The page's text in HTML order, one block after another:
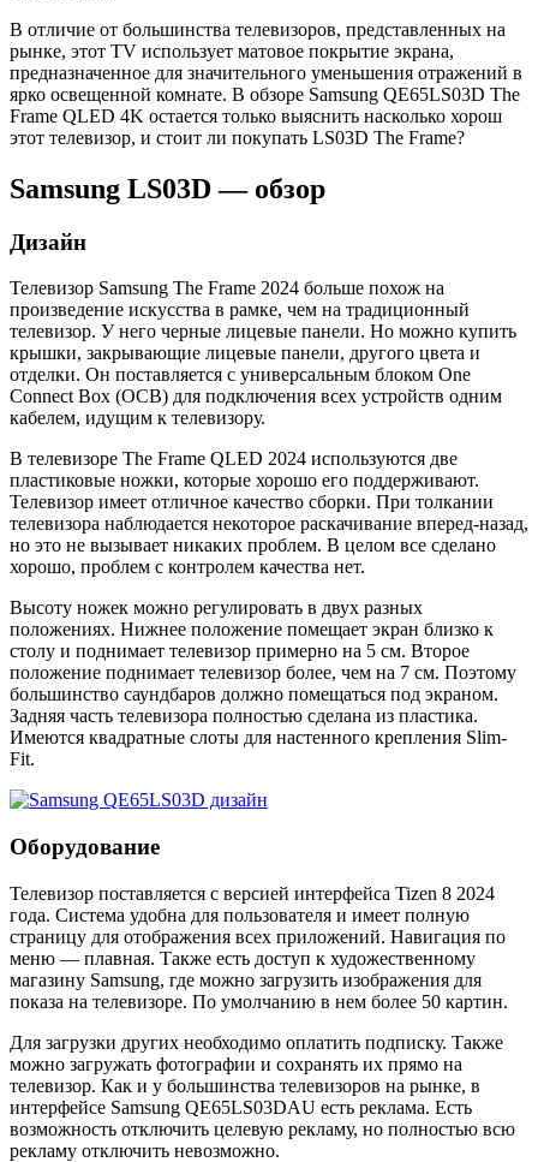
В отличие от большинства телевизоров, представленных на
рынке, этот TV использует матовое покрытие экрана,
предназначенное для значительного уменьшения отражений в
ярко освещенной комнате. В обзоре Samsung QE65LS03D The
Frame QLED 4K остается только выяснить насколько хорош
этот телевизор, и стоит ли покупать LS03D The Frame?
Samsung LS03D — обзор
Дизайн
Телевизор Samsung The Frame 2024 больше похож на
произведение искусства в рамке, чем на традиционный
телевизор. У него черные лицевые панели. Но можно купить
крышки, закрывающие лицевые панели, другого цвета и
отделки. Он поставляется с универсальным блоком One
Connect Box (OCB) для подключения всех устройств одним
кабелем, идущим к телевизору.
В телевизоре The Frame QLED 2024 используются две
пластиковые ножки, которые хорошо его поддерживают.
Телевизор имеет отличное качество сборки. При толкании
телевизора наблюдается некоторое раскачивание вперед-назад,
но это не вызывает никаких проблем. В целом все сделано
хорошо, проблем с контролем качества нет.
Высоту ножек можно регулировать в двух разных
положениях. Нижнее положение помещает экран близко к
столу и поднимает телевизор примерно на 5 см. Второе
положение поднимает телевизор более, чем на 7 см. Поэтому
большинство саундбаров должно помещаться под экраном.
Задняя часть телевизора полностью сделана из пластика.
Имеются квадратные слоты для настенного крепления Slim-
Fit.
Оборудование
Телевизор поставляется с версией интерфейса Tizen 8 2024
года. Система удобна для пользователя и имеет полную
страницу для отображения всех приложений. Навигация по
меню — плавная. Также есть доступ к художественному
магазину Samsung, где можно загрузить изображения для
показа на телевизоре. По умолчанию в нем более 50 картин.
Для загрузки других необходимо оплатить подписку. Также
можно загружать фотографии и сохранять их прямо на
телевизор. Как и у большинства телевизоров на рынке, в
интерфейсе Samsung QE65LS03DAU есть реклама. Есть
возможность отключить целевую рекламу, но полностью всю
рекламу отключить невозможно.